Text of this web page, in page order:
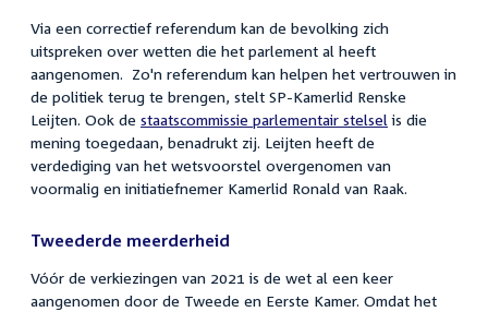
Via een correctief referendum kan de bevolking zich
uitspreken over wetten die het parlement al heeft
aangenomen. Zo'n referendum kan helpen het vertrouwen in
de politiek terug te brengen, stelt SP-Kamerlid Renske
Leijten. Ook de staatscommissie parlementair stelsel is die
mening toegedaan, benadrukt zij. Leijten heeft de
verdediging van het wetsvoorstel overgenomen van
voormalig en initiatiefnemer Kamerlid Ronald van Raak.
Tweederde meerderheid
Vóór de verkiezingen van 2021 is de wet al een keer
aangenomen door de Tweede en Eerste Kamer. Omdat het